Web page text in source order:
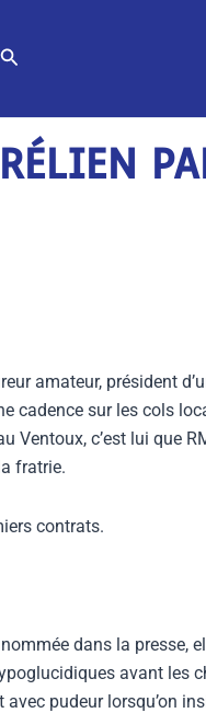
Rechercher
amateur, président
cadence sur les cols
Ventoux, c’est lui que
fratrie.
contrats.
dans la presse,
avant les
pudeur lorsqu’on